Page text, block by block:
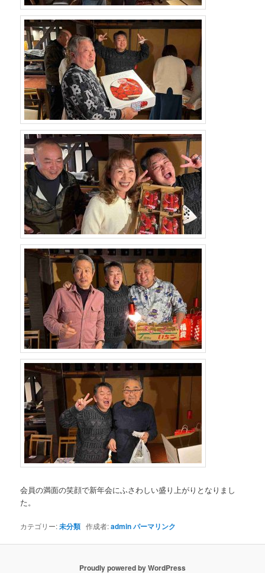
会員の満面の笑顔で新年会にふさわしい盛り上がりとなりまし
た。
カテゴリー:未分類 作成者:adminパーマリンク
Proudly powered by WordPress